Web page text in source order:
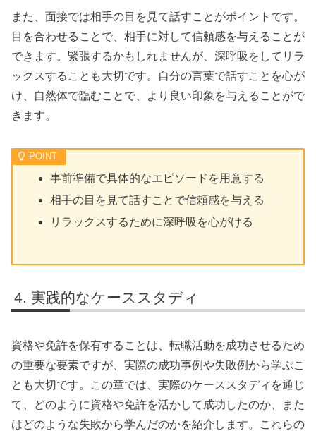
また、面接では相手の目を見て話すことがポイントです。
目を合わせることで、相手に対して信頼感を与えることが
できます。緊張するかもしれませんが、深呼吸をしてリラ
ックスすることも大切です。自分の言葉で話すことを心が
け、自然体で臨むことで、より良い印象を与えることがで
きます。
事前準備で具体的なエピソードを用意する
相手の目を見て話すことで信頼感を与える
リラックスするために深呼吸を心がける
実践的なケーススタディ
資格や免許を保有することは、転職活動を成功させるため
の重要な要素ですが、実際の成功事例や失敗例から学ぶこ
とも大切です。この章では、実際のケーススタディを通じ
て、どのように資格や免許を活かして成功したのか、また
はどのような失敗から学んだのかを紹介します。これらの